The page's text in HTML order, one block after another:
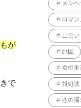
が
で
メンヘ
ロマン
出会い
原因
女の本
対処法
恋の溜